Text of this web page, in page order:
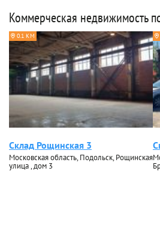
Коммерческая недвижимость
0.1 КМ
Склад Рощинская 3
Московская область, Подольск, Рощинская
улица , дом 3